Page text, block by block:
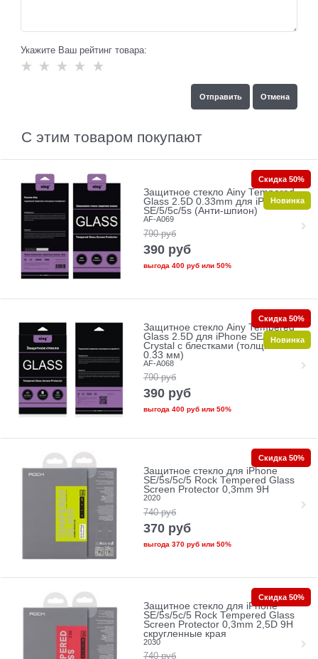
Укажите Ваш рейтинг товара:
С этим товаром покупают
Защитное стекло Ainy Tempered
Glass 2.5D 0.33mm для iPhone
SE/5/5c/5s (Анти-шпион)
AF-A069
790 руб
390 руб
выгода 400 рубили 50%
Скидка 50%
Новинка
Защитное стекло Ainy Tempered
Glass 2.5D для iPhone SE/5/5c/5s
Crystal с блестками (толщина
0.33 мм)
AF-A068
790 руб
390 руб
выгода 400 рубили 50%
Скидка 50%
Новинка
Защитное стекло для iPhone
SE/5s/5с/5 Rock Tempered Glass
Screen Protector 0,3mm 9H
2020
740 руб
370 руб
выгода 370 рубили 50%
Скидка 50%
Защитное стекло для iPhone
SE/5s/5с/5 Rock Tempered Glass
Screen Protector 0,3mm 2,5D 9H
скругленные края
2030
740 руб
Скидка 50%